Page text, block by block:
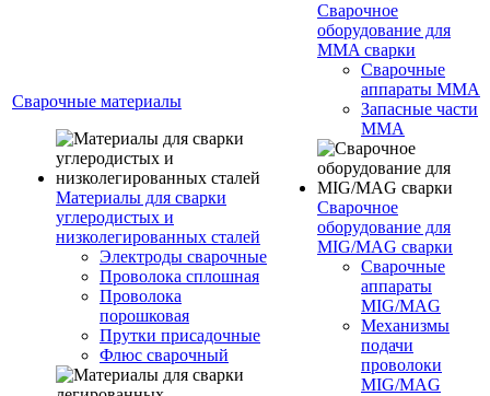
Сварочные материалы
Материалы для сварки
углеродистых и
низколегированных сталей
Электроды сварочные
Проволока сплошная
Проволока
порошковая
Прутки присадочные
Флюс сварочный
Сварочное
оборудование для
MMA сварки
Сварочные
аппараты MMA
Запасные части
MMA
Сварочное
оборудование для
MIG/MAG сварки
Сварочные
аппараты
MIG/MAG
Механизмы
подачи
проволоки
MIG/MAG